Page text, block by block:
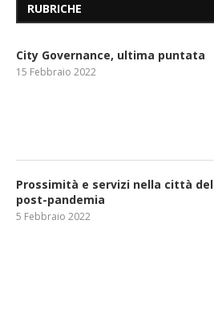
RUBRICHE
City Governance, ultima puntata
15 Febbraio 2022
Prossimità e servizi nella città del
post-pandemia
5 Febbraio 2022